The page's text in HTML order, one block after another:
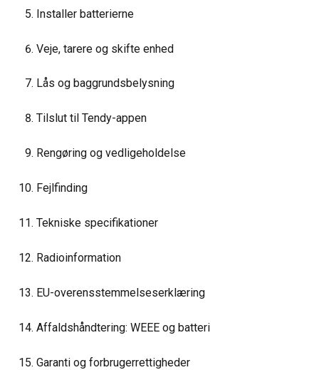
Installer batterierne
Veje, tarere og skifte enhed
Lås og baggrundsbelysning
Tilslut til Tendy-appen
Rengøring og vedligeholdelse
Fejlfinding
Tekniske specifikationer
Radioinformation
EU-overensstemmelseserklæring
Affaldshåndtering: WEEE og batteri
Garanti og forbrugerrettigheder